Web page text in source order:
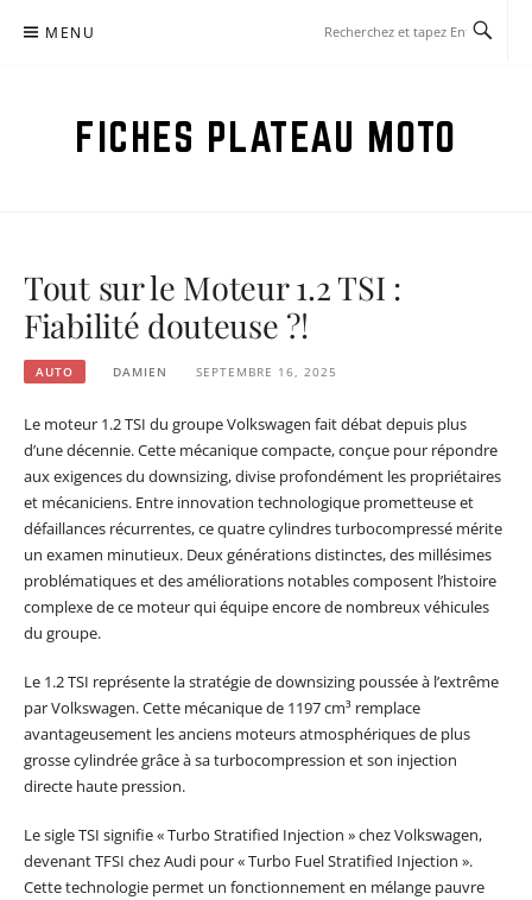
MENU
FICHES PLATEAU MOTO
Tout sur le Moteur 1.2 TSI :
Fiabilité douteuse ?!
AUTO DAMIEN SEPTEMBRE 16, 2025
Le moteur 1.2 TSI du groupe Volkswagen fait débat depuis plus
d’une décennie. Cette mécanique compacte, conçue pour répondre
aux exigences du downsizing, divise profondément les propriétaires
et mécaniciens. Entre innovation technologique prometteuse et
défaillances récurrentes, ce quatre cylindres turbocompressé mérite
un examen minutieux. Deux générations distinctes, des millésimes
problématiques et des améliorations notables composent l’histoire
complexe de ce moteur qui équipe encore de nombreux véhicules
du groupe.
Le 1.2 TSI représente la stratégie de downsizing poussée à l’extrême
par Volkswagen. Cette mécanique de 1197 cm³ remplace
avantageusement les anciens moteurs atmosphériques de plus
grosse cylindrée grâce à sa turbocompression et son injection
directe haute pression.
Le sigle TSI signifie « Turbo Stratified Injection » chez Volkswagen,
devenant TFSI chez Audi pour « Turbo Fuel Stratified Injection ».
Cette technologie permet un fonctionnement en mélange pauvre